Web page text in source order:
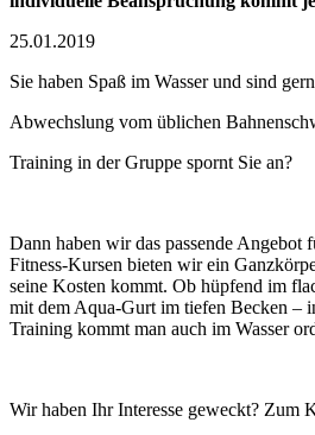
25.01.2019
Sie haben Spaß im Wasser und sind
Abwechslung vom üblichen
Training in der Gruppe spornt Sie an?
Dann haben wir das passende Angebot
Fitness-Kursen bieten wir ein
seine Kosten kommt. Ob hüpfend im
mit dem Aqua-Gurt im tiefen Becken –
Training kommt man auch im Wasser
Wir haben Ihr Interesse geweckt? Zum